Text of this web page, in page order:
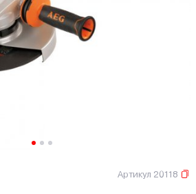
Артикул 20118